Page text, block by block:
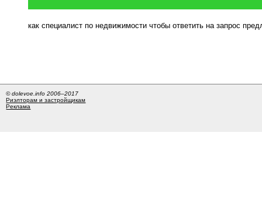
как специалист по недвижимости чтобы ответить на запрос
© dolevoe.info 2006–2017
Риэлторам и застройщикам
Реклама